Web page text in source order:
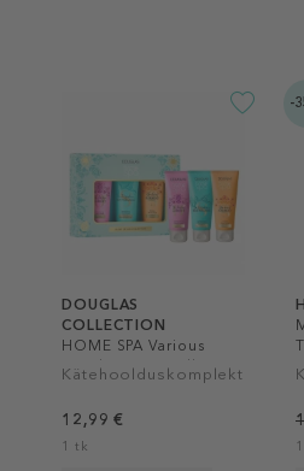
DOUGLAS
COLLECTION
HOME SPA Various
Hand Cream Collection
Kätehoolduskomplekt
12,99 €
1 tk
-